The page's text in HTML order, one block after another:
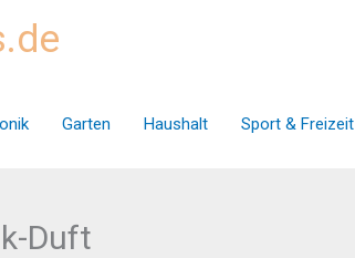
Garten Haushalt Sport & Freizeit
Duft